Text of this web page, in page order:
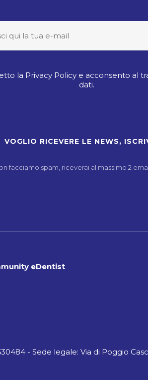
la Privacy Policy e acconsento al
dati.
facciamo spam, riceverai al massimo 2
eDentist
- Sede legale: Via di Poggio